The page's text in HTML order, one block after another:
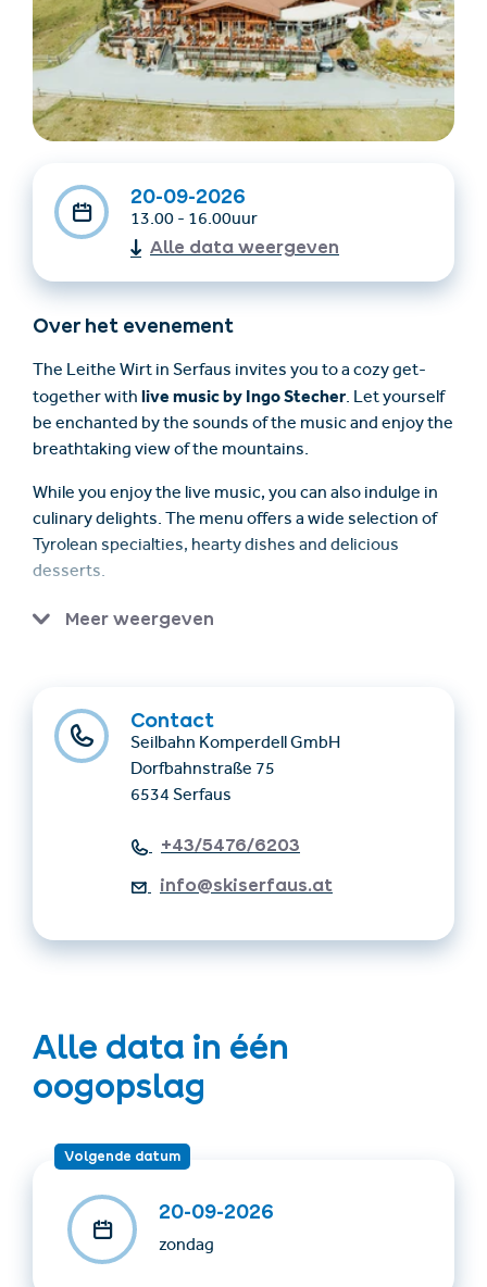
Accommodatie
cadeaushop
info@serfaus-fiss-ladis.at
Contact
Seilbahn Komperdell GmbH
Dorfbahnstraße 75
6534 Serfaus
+43/5476/6203
info@skiserfaus.at
20-09-2026
13.00 - 16.00uur
Alle data weergeven
Over het evenement
The Leithe Wirt in Serfaus invites you to a cozy get-
together with live music by Ingo Stecher. Let yourself
be enchanted by the sounds of the music and enjoy the
breathtaking view of the mountains.
While you enjoy the live music, you can also indulge in
culinary delights. The menu offers a wide selection of
Tyrolean specialties, hearty dishes and delicious
desserts.
The Leithe Wirt is the perfect place to enjoy a Sunday
Meer weergeven
Alle data in één
oogopslag
Volgende datum
20-09-2026
zondag